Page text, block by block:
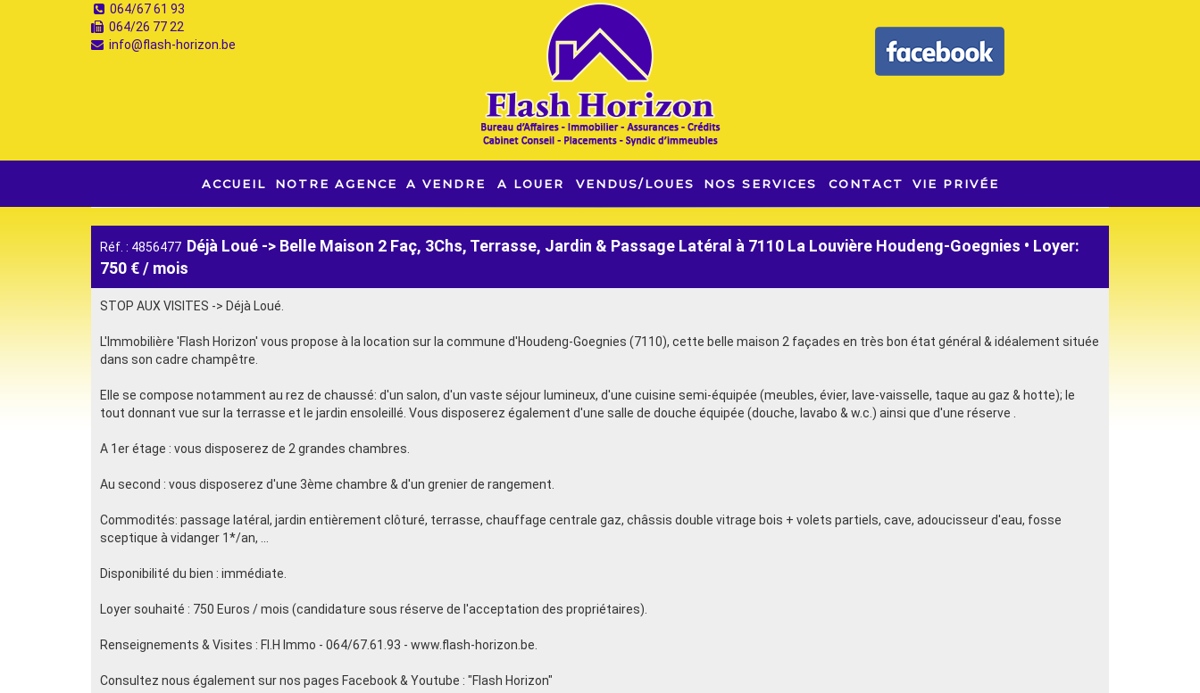
064/67 61 93
064/26 77 22
info@flash-horizon.be
ACCUEIL NOTRE AGENCE A VENDRE A LOUER VENDUS/LOUES NOS SERVICES CONTACT VIE PRIVÉE
Réf. : 4856477 Déjà Loué -> Belle Maison 2 Faç, 3Chs, Terrasse, Jardin & Passage Latéral à 7110 La Louvière Houdeng-Goegnies • Loyer:
750 € / mois
STOP AUX VISITES -> Déjà Loué.
L'Immobilière 'Flash Horizon' vous propose à la location sur la commune d'Houdeng-Goegnies (7110), cette belle maison 2 façades en très bon état général & idéalement située
dans son cadre champêtre.
Elle se compose notamment au rez de chaussé: d'un salon, d'un vaste séjour lumineux, d'une cuisine semi-équipée (meubles, évier, lave-vaisselle, taque au gaz & hotte); le
tout donnant vue sur la terrasse et le jardin ensoleillé. Vous disposerez également d'une salle de douche équipée (douche, lavabo & w.c.) ainsi que d'une réserve .
A 1er étage : vous disposerez de 2 grandes chambres.
Au second : vous disposerez d'une 3ème chambre & d'un grenier de rangement.
Commodités: passage latéral, jardin entièrement clôturé, terrasse, chauffage centrale gaz, châssis double vitrage bois + volets partiels, cave, adoucisseur d'eau, fosse
sceptique à vidanger 1*/an, ...
Disponibilité du bien : immédiate.
Loyer souhaité : 750 Euros / mois (candidature sous réserve de l'acceptation des propriétaires).
Renseignements & Visites : Fl.H Immo - 064/67.61.93 - www.flash-horizon.be.
Consultez nous également sur nos pages Facebook & Youtube : "Flash Horizon"